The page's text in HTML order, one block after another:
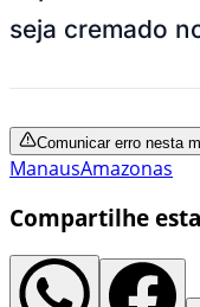
seja cremado
Comunicar erro nesta
ManausAmazonas
Compartilhe